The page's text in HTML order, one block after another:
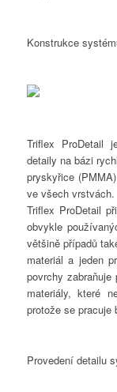
Konstrukce
Triflex ProDetail
detaily na bázi
pryskyřice
ve všech vrstvách.
Triflex ProDetail
obvykle
většině případů
materiál a jeden
povrchy
materiály, které
protože se pracuje
Provedení detailu